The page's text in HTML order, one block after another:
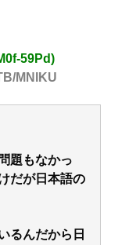
59Pd)
MNIKU
題もなかっ
だが日本語の
るんだから日